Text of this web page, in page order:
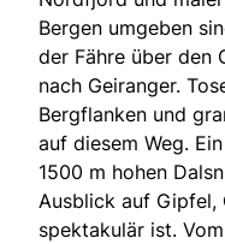
Bergen umgeben
der Fähre über den
nach Geiranger.
Bergflanken und
auf diesem Weg.
1500 m hohen
Ausblick auf Gipfel,
spektakulär ist.